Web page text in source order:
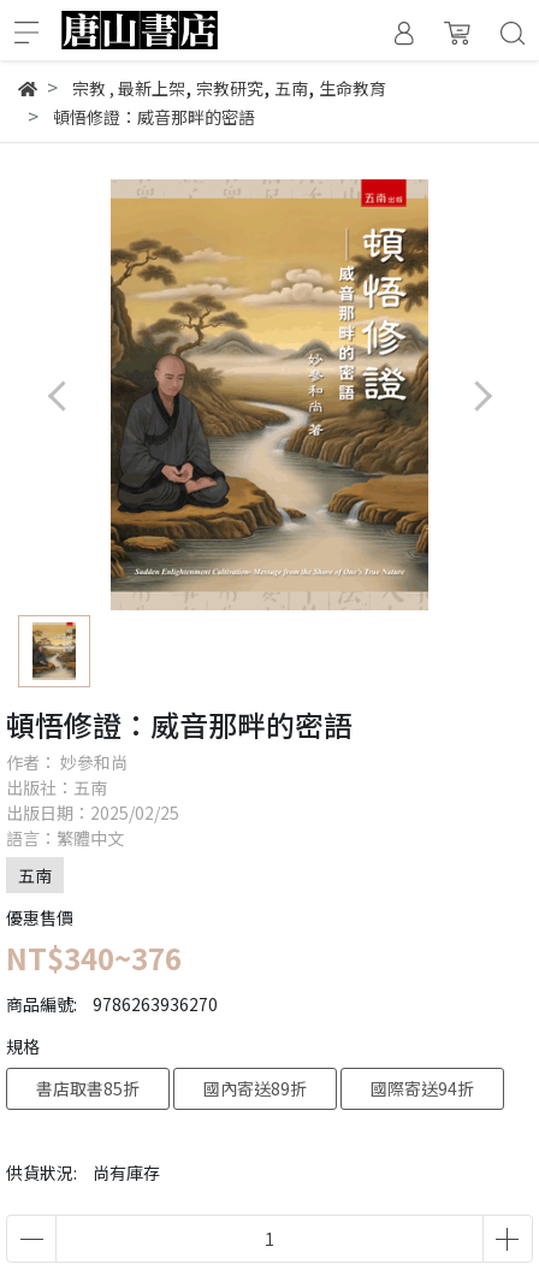
宗教 , 最新上架, 宗教研究, 五南, 生命教育
頓悟修證：威音那畔的密語
頓悟修證：威音那畔的密語
作者： 妙參和尚
出版社：五南
出版日期：2025/02/25
語言：繁體中文
五南
優惠售價
NT$340~376
商品編號: 9786263936270
供貨狀況: 尚有庫存
規格
書店取書85折
國內寄送89折 國際寄送94折